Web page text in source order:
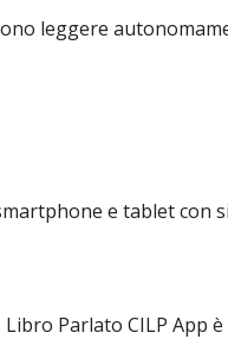
leggere
e tablet con
Libro Parlato CILP App